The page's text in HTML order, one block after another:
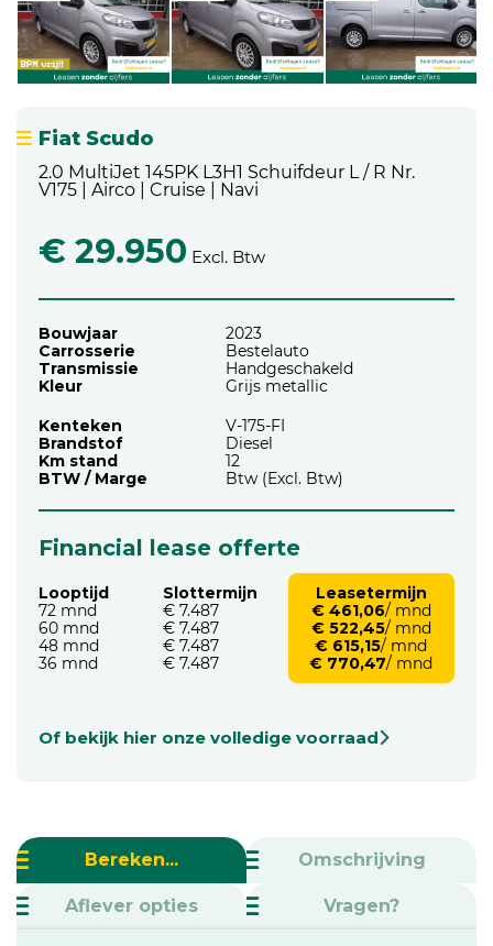
Fiat Scudo
2.0 MultiJet 145PK L3H1 Schuifdeur L / R Nr.
V175 | Airco | Cruise | Navi
€ 29.950 Excl. Btw
Bouwjaar
2023
Carrosserie
Bestelauto
Transmissie
Handgeschakeld
Kleur
Grijs metallic
Kenteken
V-175-FI
Brandstof
Diesel
Km stand
12
BTW / Marge
Btw (Excl. Btw)
Financial lease offerte
Looptijd
72 mnd
60 mnd
48 mnd
36 mnd
Slottermijn
€ 7.487
€ 7.487
€ 7.487
€ 7.487
Leasetermijn
€ 461,06/ mnd
€ 522,45/ mnd
€ 615,15/ mnd
€ 770,47/ mnd
Of bekijk hier onze volledige voorraad
Bereken... Omschrijving
Aflever opties Vragen?